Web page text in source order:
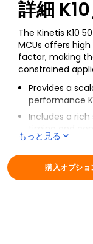
詳細
The Kinetis K10
MCUs offers
factor, making
constrained
Provides a
performance
Includes a
timing and
wide range of
Enables
Shares the
scalability of
もっと見る
全ての情報 K10_50
購入オプショ